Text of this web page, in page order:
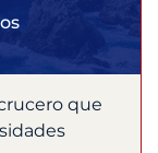
que